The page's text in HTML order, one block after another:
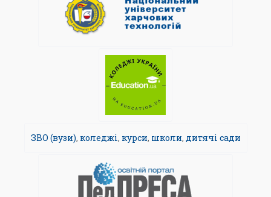
ЗВО (вузи), коледжі, курси, школи, дитячі сади